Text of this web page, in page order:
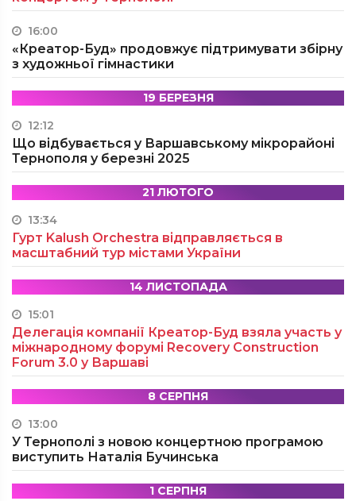
16:00
«Креатор-Буд» продовжує підтримувати збірну
з художньої гімнастики
19 БЕРЕЗНЯ
12:12
Що відбувається у Варшавському мікрорайоні
Тернополя у березні 2025
21 ЛЮТОГО
13:34
Гурт Kalush Orchestra відправляється в
масштабний тур містами України
14 ЛИСТОПАДА
15:01
Делегація компанії Креатор-Буд взяла участь у
міжнародному форумі Recovery Construction
Forum 3.0 у Варшаві
8 СЕРПНЯ
13:00
У Тернополі з новою концертною програмою
виступить Наталія Бучинська
1 СЕРПНЯ